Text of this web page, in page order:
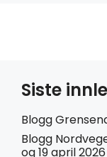
Siste
Blogg
Blogg
og 19 april 2026